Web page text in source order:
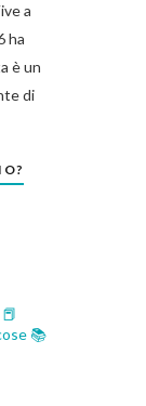
a
ha
è un
di
📕
📚